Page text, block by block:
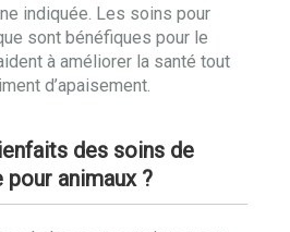
indiquée. Les soins pour
sont bénéfiques pour le
à améliorer la santé tout
d’apaisement.
des soins de
animaux ?